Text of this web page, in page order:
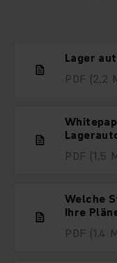
Lager
PDF (2,2
PDF (1,5
Welche
Ihre
PDF (1,4